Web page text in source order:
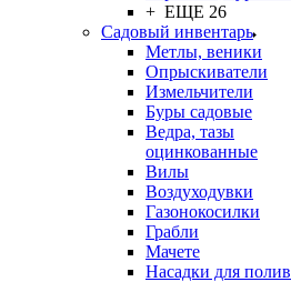
+ ЕЩЕ 26
Садовый инвентарь
Метлы, веники
Опрыскиватели
Измельчители
Буры садовые
Ведра, тазы
оцинкованные
Вилы
Воздуходувки
Газонокосилки
Грабли
Мачете
Насадки для